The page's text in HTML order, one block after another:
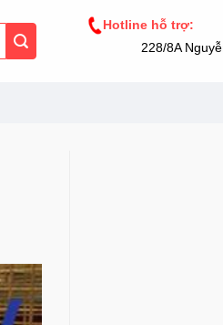
Hotline hỗ trợ:
228/8A Nguyễn